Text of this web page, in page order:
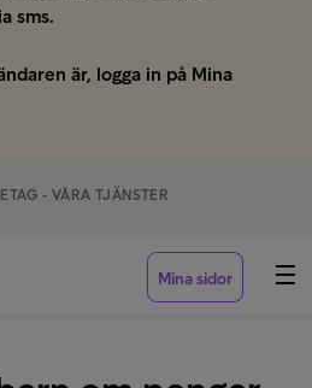
sms.
är, logga in på Mina
- VÅRA TJÄNSTER
Mina sidor